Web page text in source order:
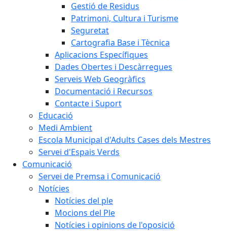
Gestió de Residus
Patrimoni, Cultura i Turisme
Seguretat
Cartografia Base i Tècnica
Aplicacions Específiques
Dades Obertes i Descàrregues
Serveis Web Geogràfics
Documentació i Recursos
Contacte i Suport
Educació
Medi Ambient
Escola Municipal d'Adults Cases dels Mestres
Servei d'Espais Verds
Comunicació
Servei de Premsa i Comunicació
Notícies
Notícies del ple
Mocions del Ple
Notícies i opinions de l'oposició